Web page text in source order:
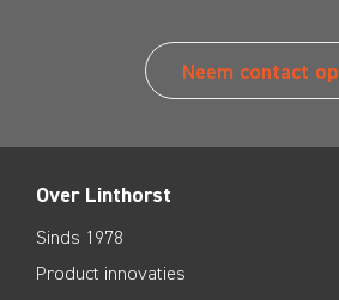
Neem contact op
Over Linthorst
Sinds 1978
Product innovaties